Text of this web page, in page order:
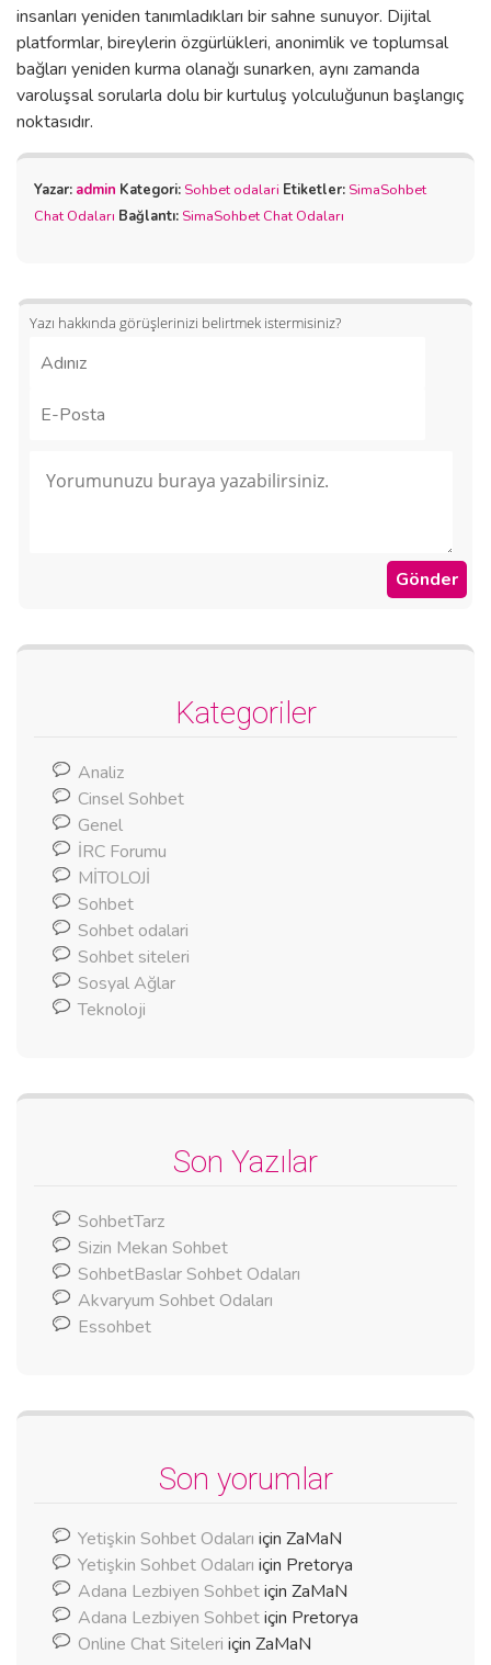
insanları yeniden tanımladıkları bir sahne sunuyor. Dijital
platformlar, bireylerin özgürlükleri, anonimlik ve toplumsal
bağları yeniden kurma olanağı sunarken, aynı zamanda
varoluşsal sorularla dolu bir kurtuluş yolculuğunun başlangıç ​​
noktasıdır.
Yazar: admin Kategori: Sohbet odalari Etiketler: SimaSohbet
Chat Odaları Bağlantı: SimaSohbet Chat Odaları
Yazı hakkında görüşlerinizi belirtmek istermisiniz?
Kategoriler
Analiz
Cinsel Sohbet
Genel
İRC Forumu
MİTOLOJİ
Sohbet
Sohbet odalari
Sohbet siteleri
Sosyal Ağlar
Teknoloji
Son Yazılar
SohbetTarz
Sizin Mekan Sohbet
SohbetBaslar Sohbet Odaları
Akvaryum Sohbet Odaları
Essohbet
Son yorumlar
Yetişkin Sohbet Odaları için ZaMaN
Yetişkin Sohbet Odaları için Pretorya
Adana Lezbiyen Sohbetiçin ZaMaN
Adana Lezbiyen Sohbetiçin Pretorya
Online Chat Siteleri için ZaMaN